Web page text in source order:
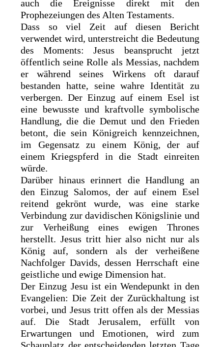
auch die Ereignisse direkt mit den
Prophezeiungen des Alten Testaments.
Dass so viel Zeit auf diesen Bericht
verwendet wird, unterstreicht die Bedeutung
des Moments: Jesus beansprucht jetzt
öffentlich seine Rolle als Messias, nachdem
er während seines Wirkens oft darauf
bestanden hatte, seine wahre Identität zu
verbergen. Der Einzug auf einem Esel ist
eine bewusste und kraftvolle symbolische
Handlung, die die Demut und den Frieden
betont, die sein Königreich kennzeichnen,
im Gegensatz zu einem König, der auf
einem Kriegspferd in die Stadt einreiten
würde.
Darüber hinaus erinnert die Handlung an
den Einzug Salomos, der auf einem Esel
reitend gekrönt wurde, was eine starke
Verbindung zur davidischen Königslinie und
zur Verheißung eines ewigen Thrones
herstellt. Jesus tritt hier also nicht nur als
König auf, sondern als der verheißene
Nachfolger Davids, dessen Herrschaft eine
geistliche und ewige Dimension hat.
Der Einzug Jesu ist ein Wendepunkt in den
Evangelien: Die Zeit der Zurückhaltung ist
vorbei, und Jesus tritt offen als der Messias
auf. Die Stadt Jerusalem, erfüllt von
Erwartungen und Emotionen, wird zum